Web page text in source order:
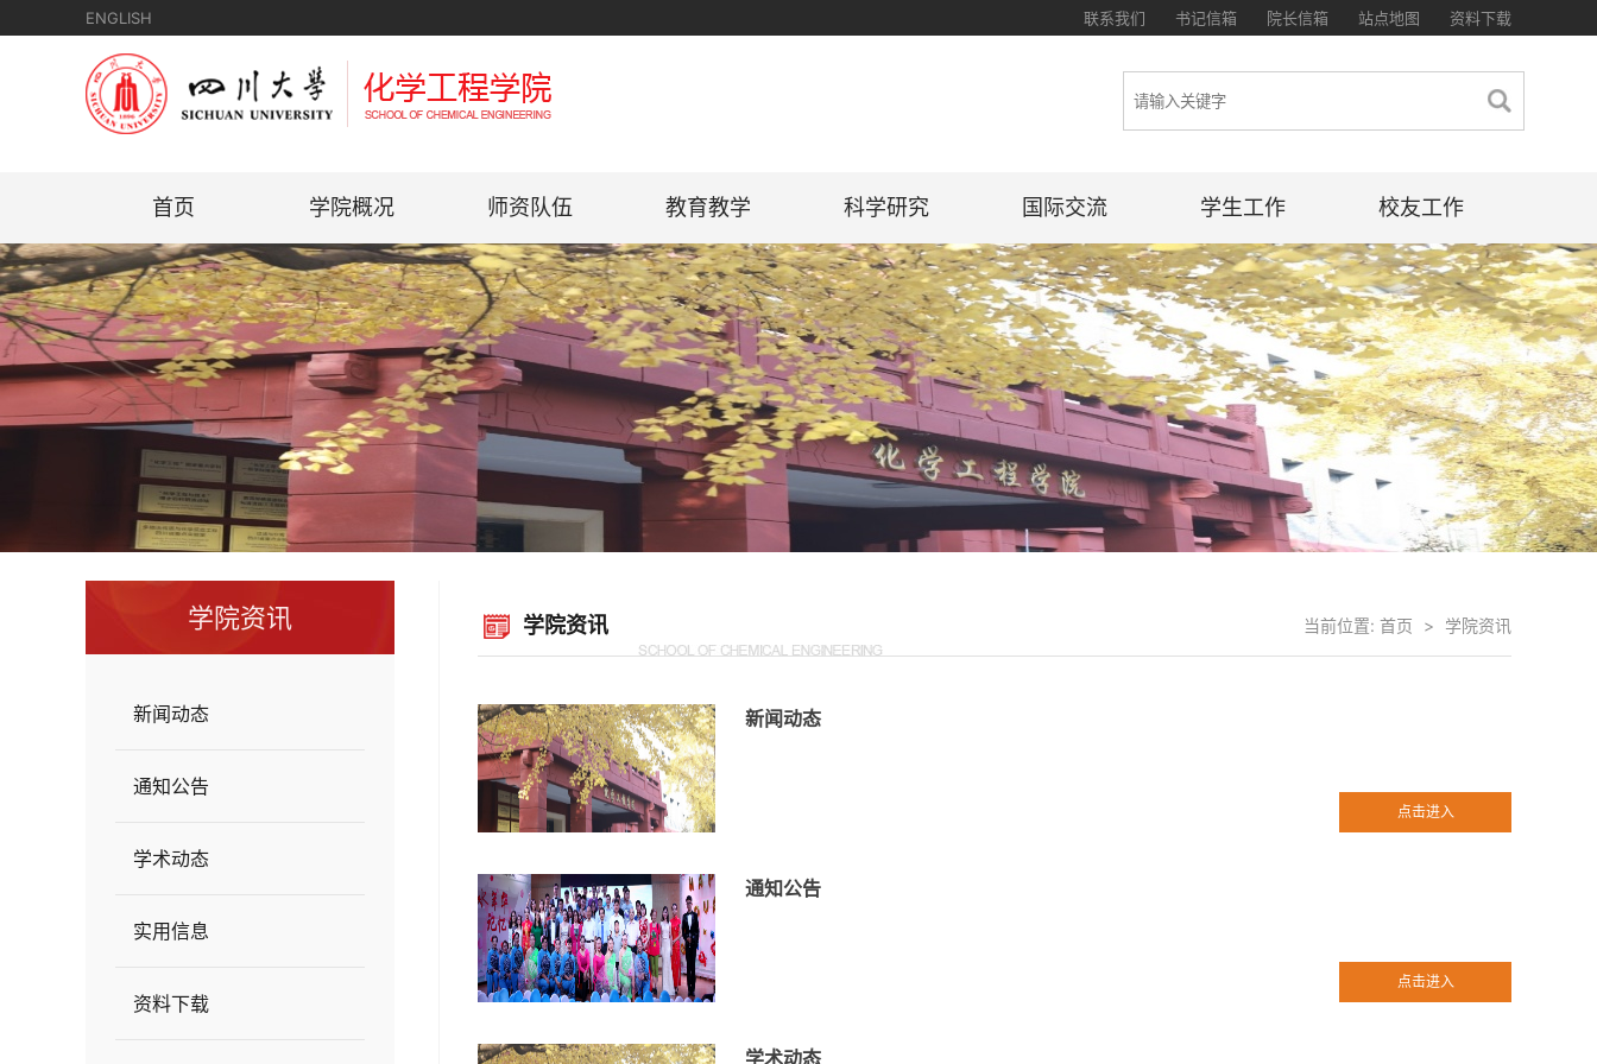
ENGLISH 资料下载
站点地图
院长信箱
书记信箱
联系我们
首页 学院概况 师资队伍 教育教学 科学研究 国际交流 学生工作 校友工作
学院资讯
新闻动态
通知公告
学术动态
实用信息
资料下载
学院资讯 当前位置: 首页 > 学院资讯
新闻动态
点击进入
通知公告
点击进入
学术动态